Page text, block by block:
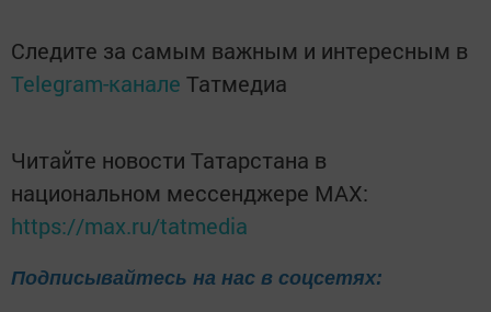
Следите за самым важным и интересным в
Telegram-канале Татмедиа
Читайте новости Татарстана в
национальном мессенджере MАХ:
https://max.ru/tatmedia
Подписывайтесь на нас в соцсетях: